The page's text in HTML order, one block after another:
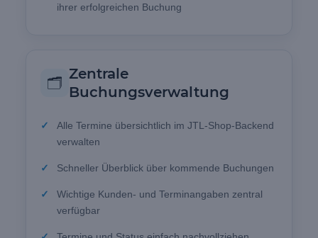
ihrer erfolgreichen Buchung
🗂️
Zentrale
Buchungsverwaltung
Alle Termine übersichtlich im JTL-Shop-Backend
verwalten
Schneller Überblick über kommende Buchungen
Wichtige Kunden- und Terminangaben zentral
verfügbar